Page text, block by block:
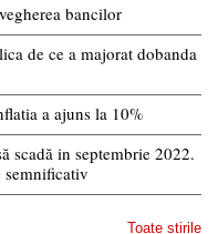
bancilor
de ce a majorat dobanda
a ajuns la 10%
scadă in septembrie 2022.
semnificativ
Toate stirile